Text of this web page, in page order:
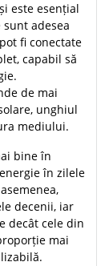
este esențial
adesea
fi conectate
capabil să
de mai
unghiul
mediului.
bine în
în zilele
decenii, iar
decât cele din
mai